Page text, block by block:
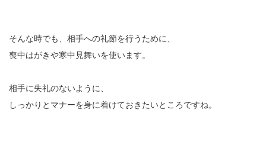
そんな時でも、相手への礼節を行うために、
喪中はがきや寒中見舞いを使います。
相手に失礼のないように、
しっかりとマナーを身に着けておきたいところですね。